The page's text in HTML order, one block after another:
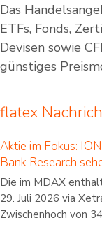
Das
ETFs, Fonds,
Devisen sowie
günstiges
flatex
Aktie im Fokus:
Bank Research
Die im MDAX
29. Juli 2026 via
Zwischenhoch von